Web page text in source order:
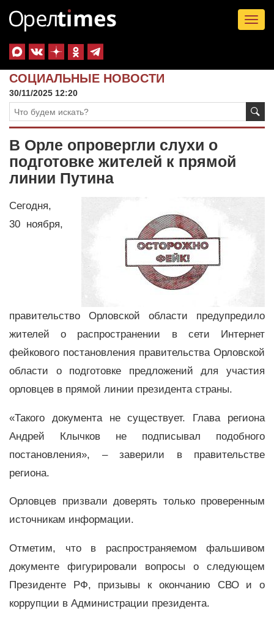
СОЦИАЛЬНЫЕ НОВОСТИ
30/11/2025 12:20
В Орле опровергли слухи о
подготовке жителей к прямой
линии Путина
Сегодня,
30 ноября,
правительство Орловской области предупредило
жителей о распространении в сети Интернет
фейкового постановления правительства Орловской
области о подготовке предложений для участия
орловцев в прямой линии президента страны.
«Такого документа не существует. Глава региона
Андрей Клычков не подписывал подобного
постановления», – заверили в правительстве
региона.
Орловцев призвали доверять только проверенным
источникам информации.
Отметим, что в распространяемом фальшивом
документе фигурировали вопросы о следующем
Президенте РФ, призывы к окончанию СВО и о
коррупции в Администрации президента.